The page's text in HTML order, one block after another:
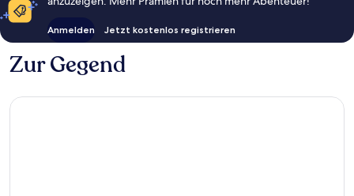
Anmelden Jetzt kostenlos registrieren
Zur Gegend